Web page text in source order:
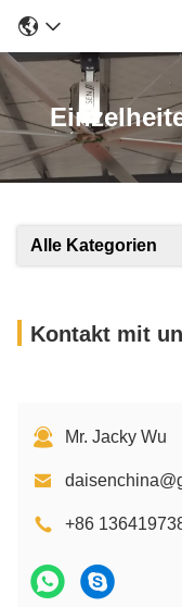
Alle Kategorien
Kontakt mit
Mr. Jacky Wu
+86